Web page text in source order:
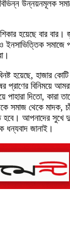
উন্নয়নমূলক
হয়েছে বার বার।
ইনসাভিত্তিক
হাজার কোটি
প্রাণের বিনিময়ে
পাহারা দিতো,
সমাজ থেকে মাদক,
হবে। আপনাদের
ধন্যবাদ জানাই।